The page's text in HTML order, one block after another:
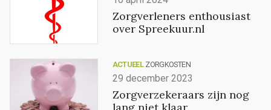
Zorgverleners enthousiast
over Spreekuur.nl
ACTUEEL ZORGKOSTEN
29 december 2023
Zorgverzekeraars zijn nog